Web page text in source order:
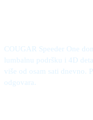
COUGAR Speeder One
lumbalnu podršku i 4D
više od osam sati dnevno.
odgovara.